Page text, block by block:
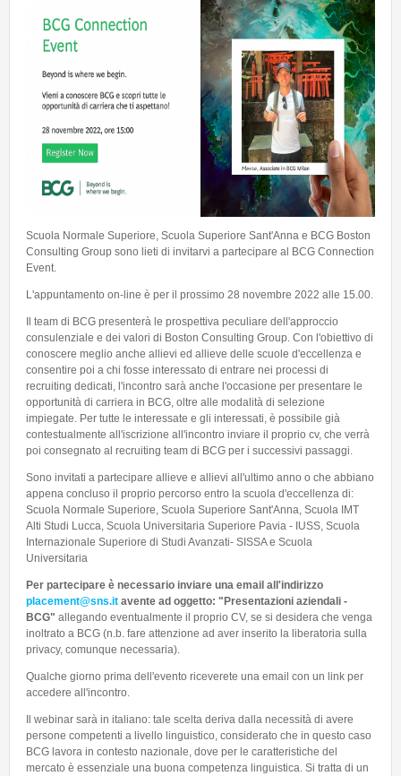
Scuola Normale Superiore, Scuola Superiore Sant'Anna e BCG Boston
Consulting Group sono lieti di invitarvi a partecipare al BCG Connection
Event.
L'appuntamento on-line è per il prossimo 28 novembre 2022 alle 15.00.
Il team di BCG presenterà le prospettiva peculiare dell'approccio
consulenziale e dei valori di Boston Consulting Group. Con l'obiettivo di
conoscere meglio anche allievi ed allieve delle scuole d'eccellenza e
consentire poi a chi fosse interessato di entrare nei processi di
recruiting dedicati, l'incontro sarà anche l'occasione per presentare le
opportunità di carriera in BCG, oltre alle modalità di selezione
impiegate. Per tutte le interessate e gli interessati, è possibile già
contestualmente all'iscrizione all'incontro inviare il proprio cv, che verrà
poi consegnato al recruiting team di BCG per i successivi passaggi.
Sono invitati a partecipare allieve e allievi all'ultimo anno o che abbiano
appena concluso il proprio percorso entro la scuola d'eccellenza di:
Scuola Normale Superiore, Scuola Superiore Sant'Anna, Scuola IMT
Alti Studi Lucca, Scuola Universitaria Superiore Pavia - IUSS, Scuola
Internazionale Superiore di Studi Avanzati- SISSA e Scuola
Universitaria
Per partecipare è necessario inviare una email all'indirizzo
placement@sns.it avente ad oggetto: "Presentazioni aziendali -
BCG" allegando eventualmente il proprio CV, se si desidera che venga
inoltrato a BCG (n.b. fare attenzione ad aver inserito la liberatoria sulla
privacy, comunque necessaria).
Qualche giorno prima dell'evento riceverete una email con un link per
accedere all'incontro.
Il webinar sarà in italiano: tale scelta deriva dalla necessità di avere
persone competenti a livello linguistico, considerato che in questo caso
BCG lavora in contesto nazionale, dove per le caratteristiche del
mercato è essenziale una buona competenza linguistica. Si tratta di un